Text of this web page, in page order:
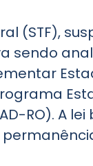
(STF),
sendo
RO). A